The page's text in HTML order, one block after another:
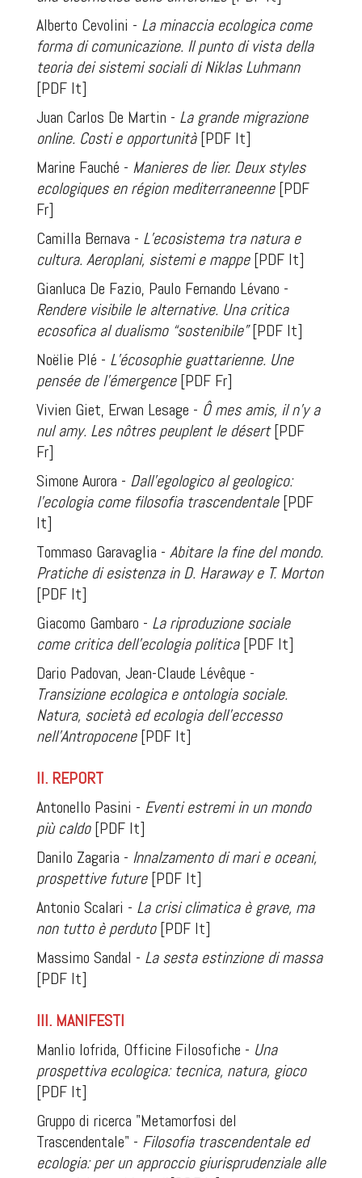
Alberto Cevolini - La minaccia ecologica come
forma di comunicazione. Il punto di vista della
teoria dei sistemi sociali di Niklas Luhmann
[PDF It]
Juan Carlos De Martin - La grande migrazione
online. Costi e opportunità[PDF It]
Marine Fauché - Manieres de lier. Deux styles
ecologiques en région mediterraneenne[PDF
Fr]
Camilla Bernava - L’ecosistema tra natura e
cultura. Aeroplani, sistemi e mappe[PDF It]
Gianluca De Fazio, Paulo Fernando Lévano -
Rendere visibile le alternative. Una critica
ecosofica al dualismo “sostenibile”[PDF It]
Noëlie Plé - L’écosophie guattarienne. Une
pensée de l’émergence[PDF Fr]
Vivien Giet, Erwan Lesage - Ô mes amis, il n’y a
nul amy. Les nôtres peuplent le désert[PDF
Fr]
Simone Aurora - Dall’egologico al geologico:
l’ecologia come filosofia trascendentale[PDF
It]
Tommaso Garavaglia - Abitare la fine del mondo.
Pratiche di esistenza in D. Haraway e T. Morton
[PDF It]
Giacomo Gambaro - La riproduzione sociale
come critica dell’ecologia politica[PDF It]
Dario Padovan, Jean-Claude Lévêque -
Transizione ecologica e ontologia sociale.
Natura, società ed ecologia dell’eccesso
nell’Antropocene[PDF It]
II. REPORT
Antonello Pasini - Eventi estremi in un mondo
più caldo[PDF It]
Danilo Zagaria - Innalzamento di mari e oceani,
prospettive future[PDF It]
Antonio Scalari - La crisi climatica è grave, ma
non tutto è perduto[PDF It]
Massimo Sandal - La sesta estinzione di massa
[PDF It]
III. MANIFESTI
Manlio Iofrida, Officine Filosofiche - Una
prospettiva ecologica: tecnica, natura, gioco
[PDF It]
Gruppo di ricerca "Metamorfosi del
Trascendentale" - Filosofia trascendentale ed
ecologia: per un approccio giurisprudenziale alle